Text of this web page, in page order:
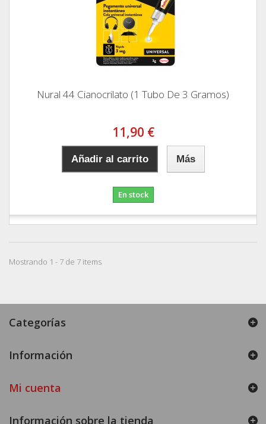
Nural 44 Cianocrilato (1 Tubo De 3 Gramos)
11,90 €
Añadir al carrito Más
En stock
Mostrando 1 - 7 de 7 items
Categorías
Información
Mi cuenta
Información sobre la tienda